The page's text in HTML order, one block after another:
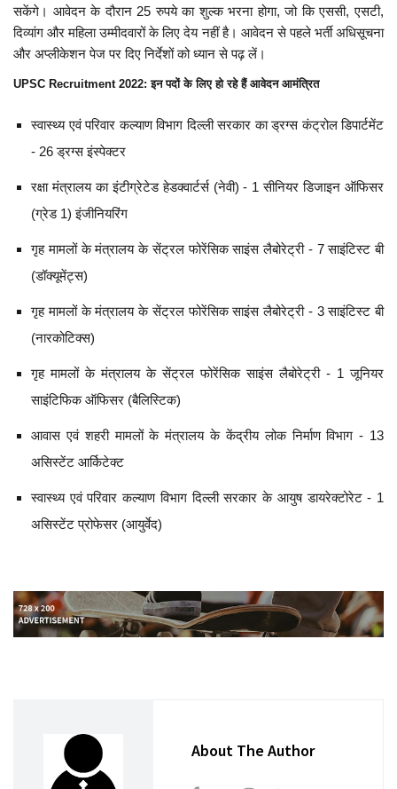
सकेंगे। आवेदन के दौरान 25 रुपये का शुल्क भरना होगा, जो कि एससी, एसटी,
दिव्यांग और महिला उम्मीदवारों के लिए देय नहीं है। आवेदन से पहले भर्ती अधिसूचना
और अप्लीकेशन पेज पर दिए निर्देशों को ध्यान से पढ़ लें।
UPSC Recruitment 2022: इन पदों के लिए हो रहे हैं आवेदन आमंत्रित
स्वास्थ्य एवं परिवार कल्याण विभाग दिल्ली सरकार का ड्रग्स कंट्रोल डिपार्टमेंट
- 26 ड्रग्स इंस्पेक्टर
रक्षा मंत्रालय का इंटीग्रेटेड हेडक्वार्टर्स (नेवी) - 1 सीनियर डिजाइन ऑफिसर
(ग्रेड 1) इंजीनियरिंग
गृह मामलों के मंत्रालय के सेंट्रल फोरेंसिक साइंस लैबोरेट्री - 7 साइंटिस्ट बी
(डॉक्यूमेंट्स)
गृह मामलों के मंत्रालय के सेंट्रल फोरेंसिक साइंस लैबोरेट्री - 3 साइंटिस्ट बी
(नारकोटिक्स)
गृह मामलों के मंत्रालय के सेंट्रल फोरेंसिक साइंस लैबोरेट्री - 1 जूनियर
साइंटिफिक ऑफिसर (बैलिस्टिक)
आवास एवं शहरी मामलों के मंत्रालय के केंद्रीय लोक निर्माण विभाग - 13
असिस्टेंट आर्किटेक्ट
स्वास्थ्य एवं परिवार कल्याण विभाग दिल्ली सरकार के आयुष डायरेक्टोरेट - 1
असिस्टेंट प्रोफेसर (आयुर्वेद)
About The Author